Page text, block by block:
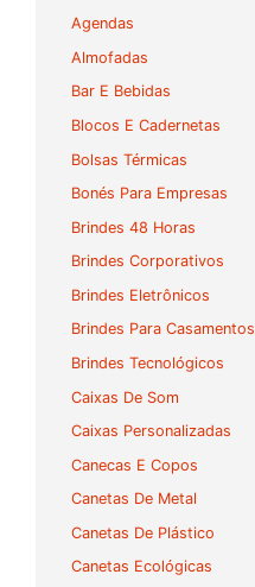
Agendas
Almofadas
Bar E Bebidas
Blocos E Cadernetas
Bolsas Térmicas
Bonés Para Empresas
Brindes 48 Horas
Brindes Corporativos
Brindes Eletrônicos
Brindes Para Casamentos
Brindes Tecnológicos
Caixas De Som
Caixas Personalizadas
Canecas E Copos
Canetas De Metal
Canetas De Plástico
Canetas Ecológicas